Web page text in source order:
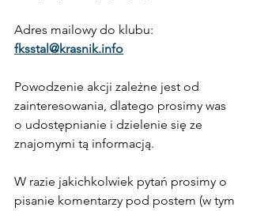
Adres mailowy do klubu:
fksstal@krasnik.info
Powodzenie akcji zależne jest od
zainteresowania, dlatego prosimy was
o udostępnianie i dzielenie się ze
znajomymi tą informacją.
W razie jakichkolwiek pytań prosimy o
pisanie komentarzy pod postem (w tym